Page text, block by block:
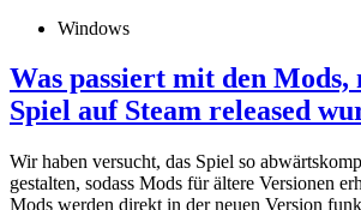
Windows
Was passiert mit den Mods,
Spiel auf Steam released
Wir haben versucht, das Spiel so
gestalten, sodass Mods für ältere Versionen
Mods werden direkt in der neuen Version